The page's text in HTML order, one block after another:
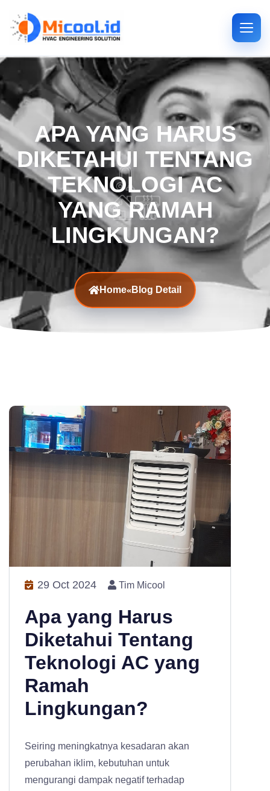
APA YANG HARUS
DIKETAHUI TENTANG
TEKNOLOGI AC
YANG RAMAH
LINGKUNGAN?
Home«Blog Detail
29 Oct 2024 Tim Micool
Apa yang Harus
Diketahui Tentang
Teknologi AC yang
Ramah
Lingkungan?
Seiring meningkatnya kesadaran akan
perubahan iklim, kebutuhan untuk
mengurangi dampak negatif terhadap